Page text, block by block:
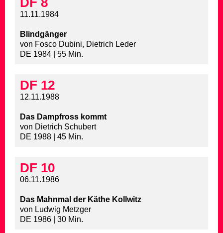
11.11.1984
Blindgänger
von Fosco Dubini, Dietrich Leder
DE 1984 | 55 Min.
DF 12
12.11.1988
Das Dampfross kommt
von Dietrich Schubert
DE 1988 | 45 Min.
DF 10
06.11.1986
Das Mahnmal der Käthe Kollwitz
von Ludwig Metzger
DE 1986 | 30 Min.